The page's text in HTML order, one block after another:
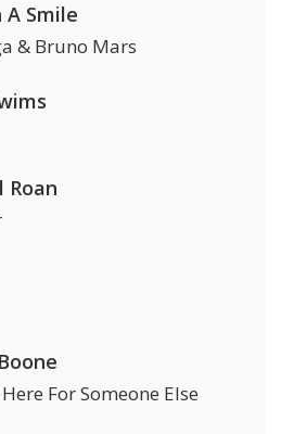
A Smile
& Bruno Mars
Roan
For Someone Else